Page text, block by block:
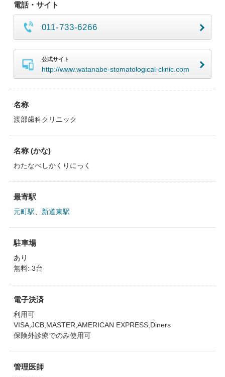
電話・サイト
011-733-6266
公式サイト
http://www.watanabe-stomatological-clinic.com
名称
渡部歯科クリニック
名称 (かな)
わたなべしかくりにっく
最寄駅
元町駅 新道東駅
駐車場
あり
無料: 3台
電子決済
利用可
VISA,JCB,MASTER,AMERICAN EXPRESS,Diners
保険外診療でのみ使用可
管理医師